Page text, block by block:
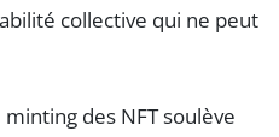
collective qui ne peut
minting des NFT soulève